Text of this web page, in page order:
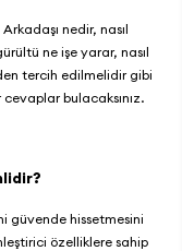
nedir, nasıl
ne işe yarar, nasıl
tercih edilmelidir gibi
bulacaksınız.
güvende hissetmesini
özelliklere sahip